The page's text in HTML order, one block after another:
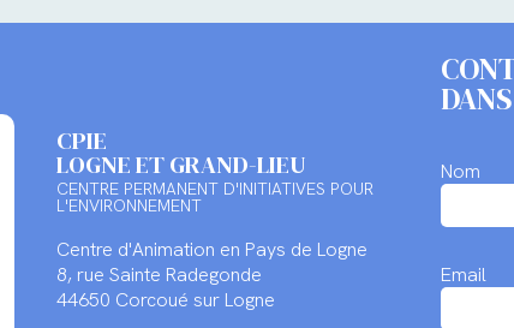
CPIE
LOGNE ET GRAND-LIEU
CENTRE PERMANENT D'INITIATIVES POUR
L'ENVIRONNEMENT
Centre d'Animation en Pays de Logne
8, rue Sainte Radegonde
44650 Corcoué sur Logne
Nom
Email